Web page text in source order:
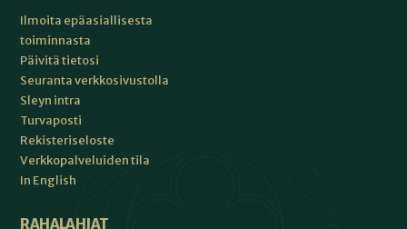
Ilmoita epäasiallisesta
toiminnasta
Päivitä tietosi
Seuranta verkkosivustolla
Sleyn intra
Turvaposti
Rekisteriseloste
Verkkopalveluiden tila
In English
RAHALAHJAT